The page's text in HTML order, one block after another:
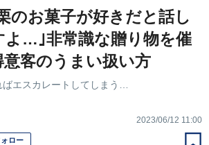
のお菓子が好きだと話し
よ…｣非常識な贈り物を催
客のうまい扱い方
エスカレートしてしまう…
2023/06/12 11:00
ロー